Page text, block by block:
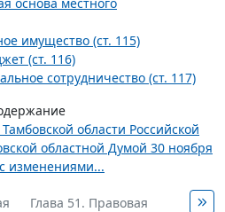
имущество (ст. 115)
(ст. 116)
сотрудничество (ст. 117)
области Российской
областной Думой 30 ноября
изменениями...
Глава 51. Правовая